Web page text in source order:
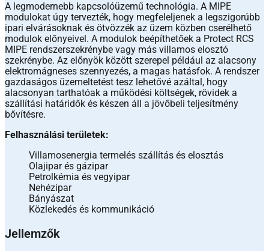
A legmodernebb kapcsolóüzemű technológia. A MIPE
modulokat úgy tervezték, hogy megfeleljenek a legszigorúbb
ipari elvárásoknak és ötvözzék az üzem közben cserélhető
modulok előnyeivel. A modulok beépíthetőek a Protect RCS
MIPE rendszerszekrénybe vagy más villamos elosztó
szekrénybe. Az előnyök között szerepel például az alacsony
elektromágneses szennyezés, a magas hatásfok. A rendszer
gazdaságos üzemeltetést tesz lehetővé azáltal, hogy
alacsonyan tarthatóak a működési költségek, rövidek a
szállítási határidők és készen áll a jövőbeli teljesítmény
bővítésre.
Felhasználási területek:
Villamosenergia termelés szállítás és elosztás
Olajipar és gázipar
Petrolkémia és vegyipar
Nehézipar
Bányászat
Közlekedés és kommunikáció
Jellemzők